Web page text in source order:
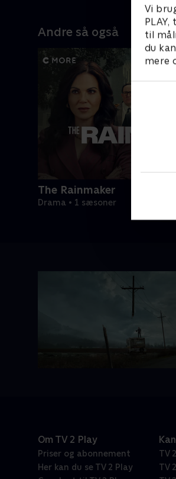
Vi
til
du
mere
Andre så også
The Rainmaker
Drama • 1 sæsoner
Om TV 2 Play
Priser og abonnement
Her kan du se TV 2 Play
TV 2
TV